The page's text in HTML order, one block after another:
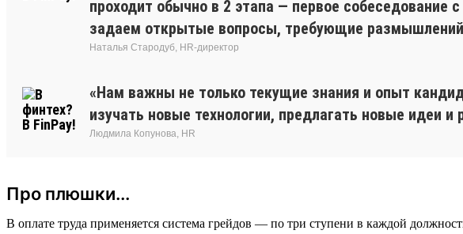
проходит обычно в 2 этапа — первое
задаем открытые вопросы, требующие
Наталья Стародуб, HR-директор
«Нам важны не только текущие знания и опыт
изучать новые технологии, предлагать новые идеи и
Людмила Копунова, HR
Про плюшки...
В оплате труда применяется система грейдов — по три ступени в каждой